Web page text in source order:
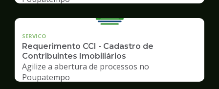
SERVICO
Requerimento CCI - Cadastro de
Contribuintes Imobiliários
Agilize a abertura de processos no
Poupatempo